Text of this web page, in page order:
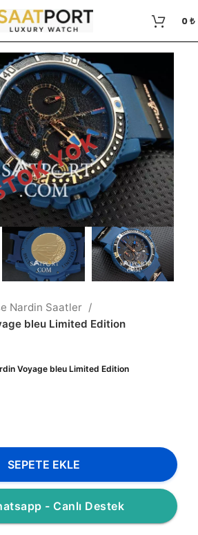
0₺
tıklayın YOK
Nardin Saatler
bleu Limited Edition
Voyage bleu Limited Edition
SEPETE EKLE
- Canlı Destek